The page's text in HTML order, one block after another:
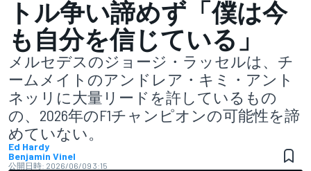
トル争い諦めず「僕は今
も自分を信じている」
メルセデスのジョージ・ラッセルは、チ
ームメイトのアンドレア・キミ・アント
ネッリに大量リードを許しているもの
の、2026年のF1チャンピオンの可能性を諦
めていない。
Ed Hardy
Benjamin Vinel
公開日時: 2026/06/09 3:15